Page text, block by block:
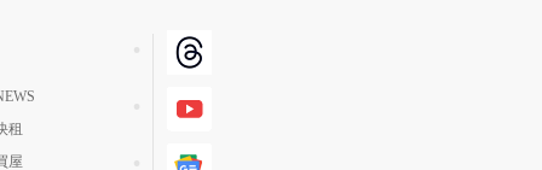
租
屋